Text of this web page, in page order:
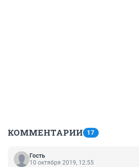
КОММЕНТАРИИ 17
Гость
10 октября 2019, 12:55